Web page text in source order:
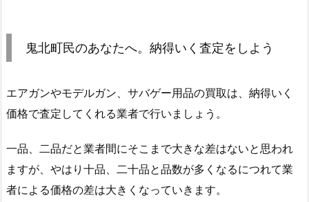
鬼北町民のあなたへ。納得いく査定をしよう
エアガンやモデルガン、サバゲー用品の買取は、納得いく
価格で査定してくれる業者で行いましょう。
一品、二品だと業者間にそこまで大きな差はないと思われ
ますが、やはり十品、二十品と品数が多くなるにつれて業
者による価格の差は大きくなっていきます。